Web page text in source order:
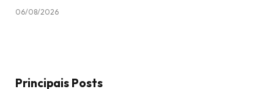
06/08/2026
Principais Posts